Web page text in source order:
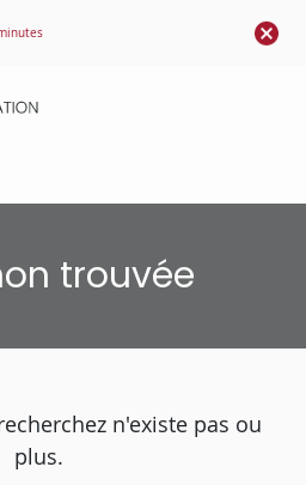
trouvée
n'existe pas ou
plus.